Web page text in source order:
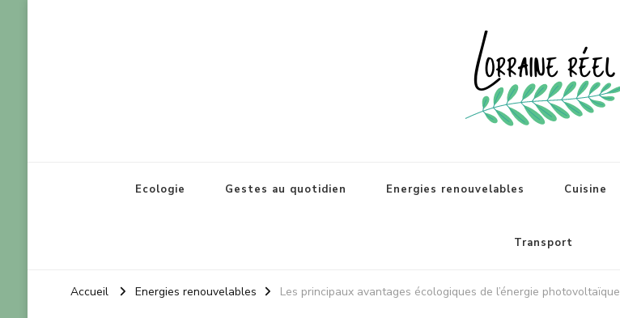
Ecologie Gestes au quotidien Energies renouvelables Cuisine
Transport
Accueil Energies renouvelables Les principaux avantages écologiques de l’énergie photovoltaïque